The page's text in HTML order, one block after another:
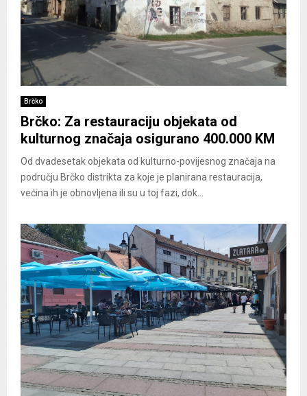
Brčko
Brčko: Za restauraciju objekata od
kulturnog značaja osigurano 400.000 KM
Od dvadesetak objekata od kulturno-povijesnog značaja na
području Brčko distrikta za koje je planirana restauracija,
većina ih je obnovljena ili su u toj fazi, dok...